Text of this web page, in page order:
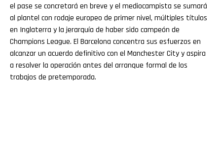
el pase se concretará en breve y el mediocampista se sumará
al plantel con rodaje europeo de primer nivel, múltiples títulos
en Inglaterra y la jerarquía de haber sido campeón de
Champions League. El Barcelona concentra sus esfuerzos en
alcanzar un acuerdo definitivo con el Manchester City y aspira
a resolver la operación antes del arranque formal de los
trabajos de pretemporada.